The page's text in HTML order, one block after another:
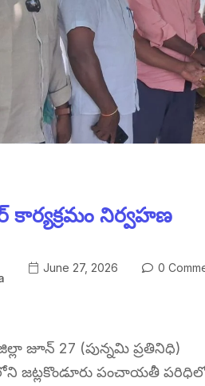
కార్యక్రమం నిర్వహణ
June 27, 2026 0
జూన్ 27 (పున్నమి ప్రతినిధి)
జట్లకొండూరు పంచాయతీ